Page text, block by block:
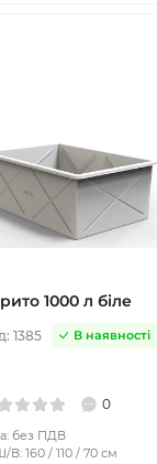
1000 л біле
1385 В наявності
0
без ПДВ
160 / 110 / 70 см